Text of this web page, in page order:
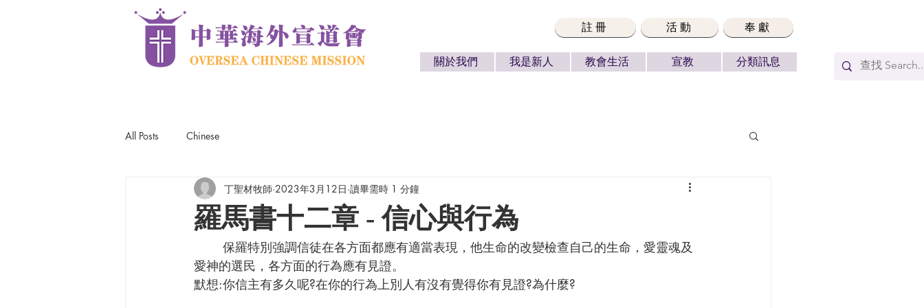
註冊 活動 奉獻
關於我們 我是新人 教會生活 宣教 分類訊息
All Posts Chinese
羅馬書十二章 - 信心與行為
丁聖材牧師 2023年3月12日 讀畢需時 1 分鐘
愛神的選民，各方面的行為應有見證。
默想:你信主有多久呢?在你的行為上別人有沒有覺得你有見證?為什麼?